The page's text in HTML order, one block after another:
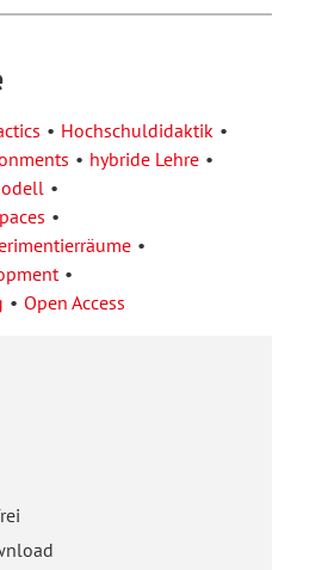
Hochschuldidaktik
hybride Lehre
Open Access